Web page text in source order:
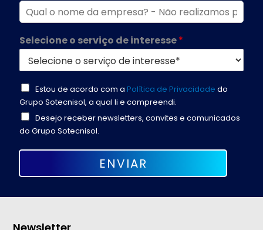
Selecione o serviço de interesse*
Estou de acordo com a Política de Privacidade do
Grupo Sotecnisol, a qual li e compreendi.
Desejo receber newsletters, convites e comunicados
do Grupo Sotecnisol.
ENVIAR